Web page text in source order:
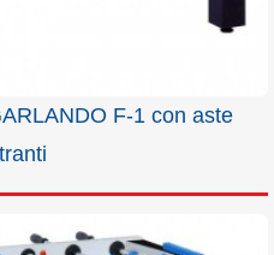
F-1 con aste